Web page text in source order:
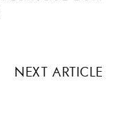
NEXT ARTICLE